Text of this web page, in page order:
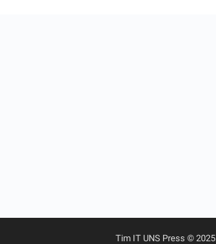
Tim IT UNS Press © 2025